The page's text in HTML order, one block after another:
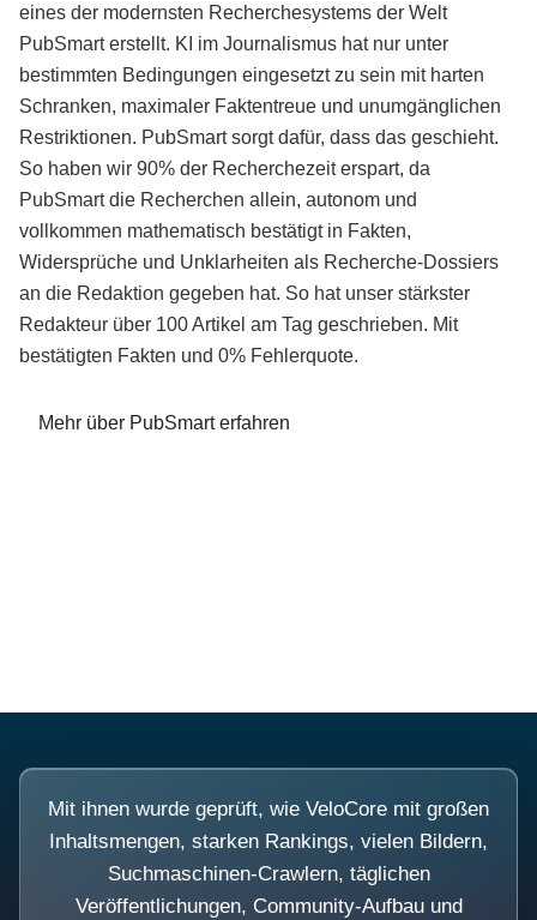
eines der modernsten Recherchesystems der Welt
PubSmart erstellt. KI im Journalismus hat nur unter
bestimmten Bedingungen eingesetzt zu sein mit harten
Schranken, maximaler Faktentreue und unumgänglichen
Restriktionen. PubSmart sorgt dafür, dass das geschieht.
So haben wir 90% der Recherchezeit erspart, da
PubSmart die Recherchen allein, autonom und
vollkommen mathematisch bestätigt in Fakten,
Widersprüche und Unklarheiten als Recherche-Dossiers
an die Redaktion gegeben hat. So hat unser stärkster
Redakteur über 100 Artikel am Tag geschrieben. Mit
bestätigten Fakten und 0% Fehlerquote.
Mehr über PubSmart erfahren
Mit ihnen wurde geprüft, wie VeloCore mit großen
Inhaltsmengen, starken Rankings, vielen Bildern,
Suchmaschinen-Crawlern, täglichen
Veröffentlichungen, Community-Aufbau und